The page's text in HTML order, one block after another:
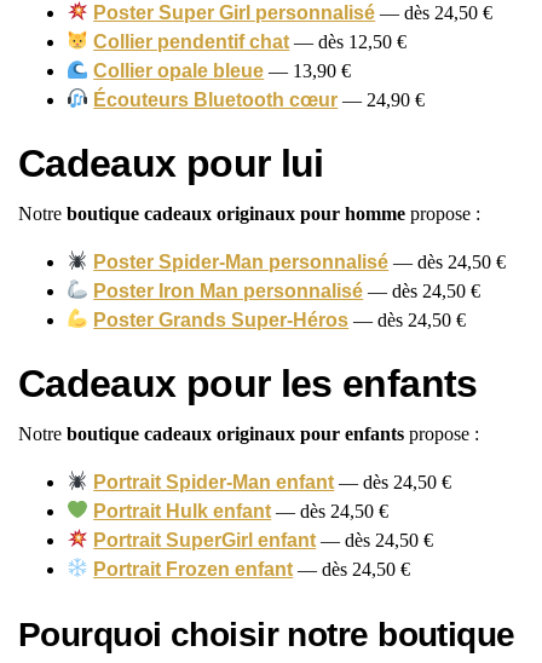
Poster Super Girl personnalisé — dès 24,50 €
Collier pendentif chat — dès 12,50 €
Collier opale bleue — 13,90 €
Écouteurs Bluetooth cœur — 24,90 €
Cadeaux pour lui
Notre boutique cadeaux originaux pour homme propose :
Poster Spider-Man personnalisé — dès 24,50 €
Poster Iron Man personnalisé — dès 24,50 €
Poster Grands Super-Héros — dès 24,50 €
Cadeaux pour les enfants
Notre boutique cadeaux originaux pour enfants propose :
Portrait Spider-Man enfant — dès 24,50 €
Portrait Hulk enfant — dès 24,50 €
Portrait SuperGirl enfant — dès 24,50 €
Portrait Frozen enfant — dès 24,50 €
Pourquoi choisir notre boutique